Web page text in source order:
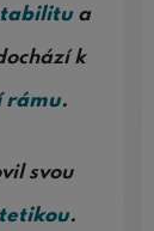
a
k
rámu.
svou
.